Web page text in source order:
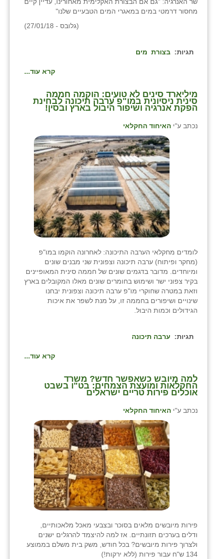
מחסור דרמטי במים במאגרי המים הטבעיים שלנו"
(גלובס - 27/01/18)
תגיות: בצורת מים
קרא עוד...
מיליארד סינים לא טועים: הוקמה חממה
סינית ניסיונית במו"פ ערבה תיכונה לבחינת
הפקת אנרגיה ושיפור היבול בארץ ובסין!
נכתב ע"י האיחוד החקלאי
לומדים מחקלאי הערבה התיכונה: לאחרונה הוקמו במו"פ
(מחקר ופיתוח) ערבה תיכונה וצפונית שני מבנים שונים
ומיוחדים. מדובר בדגמים שונים של חממה סינית המאופיינים
בקיר צפוני ישר ושימוש בחומרים שונים מאלו המקובלים בארץ
וזאת במטרה שחוקרי מו"פ ערבה תיכונה וצפונית יבחנו
שינויים ושיפורים בחממה זו, על מנת לשפר את איכות
הגידולים וכמות היבול.
תגיות: ערבה תיכונה
קרא עוד...
למה מיובש כשאפשר חדש? משרד
החקלאות ומועצת הצמחים: בט"ו בשבט
אוכלים פירות טריים ישראלים
נכתב ע"י האיחוד החקלאי
פירות מיובשים מלאים בסוכר ובצבעי מאכל מלאכותיים,
ודלים בערכים תזונתיים. אז למה להיצמד להרגלים ישנים
ולצרוך פירות מיובשים? בכל חודש, משק בית משלם בממוצע
134 ש"ח עבור פירות (ללא ירקות!)